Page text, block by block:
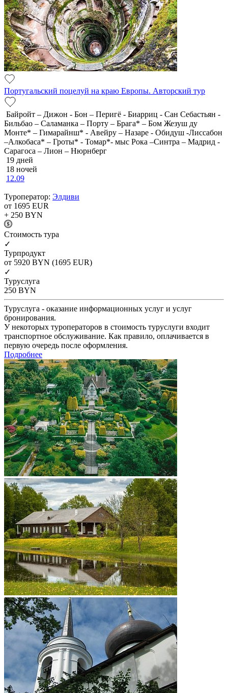
Португальский поцелуй на краю Европы. Авторский тур
Байройт – Дижон - Бон – Перигё - Биарриц - Сан Себастьян -
Бильбао – Саламанка – Порту – Брага* – Бом Жезуш ду
Монте* – Гимарайнш* - Авейру – Назаре - Обидуш -Лиссабон
–Алкобаса* – Гроты* - Томар*- мыс Рока –Синтра – Мадрид -
Сарагоса – Лион – Нюрнберг
19 дней
18 ночей
12.09
Туроператор: Элдиви
от 1695 EUR
+ 250 BYN
Cтоимость тура
✓
Турпродукт
от 5920 BYN (1695 EUR)
✓
Туруслуга
250 BYN
Туруслуга - оказание информационных услуг и услуг
бронирования.
У некоторых туроператоров в стоимость туруслуги входит
транспортное обслуживание. Как правило, оплачивается в
первую очередь после оформления.
Подробнее